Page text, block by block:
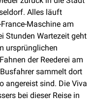
Alles läuft
Maschine am
Stunden Wartezeit geht
ursprünglichen
der Reederei am
sammelt dort
angereist sind. Die Viva
bei dieser Reise in